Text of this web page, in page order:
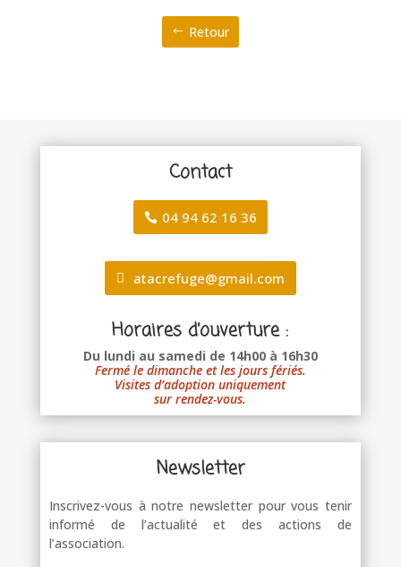
Retour
Contact
04 94 62 16 36
atacrefuge@gmail.com
Horaires d’ouverture :
Du lundi au samedi de 14h00 à 16h30
Fermé le dimanche et les jours fériés.
Visites d’adoption uniquement
sur rendez-vous.
Newsletter
Inscrivez-vous à notre newsletter pour vous tenir
informé de l’actualité et des actions de
l’association.